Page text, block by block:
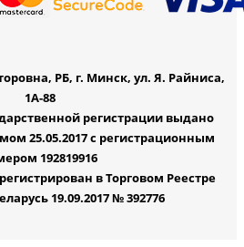
РБ, г. Минск, ул. Я. Райниса,
1А-88
регистрации выдано
25.05.2017 с регистрационным
192819916
в Торговом Реестре
19.09.2017 № 392776